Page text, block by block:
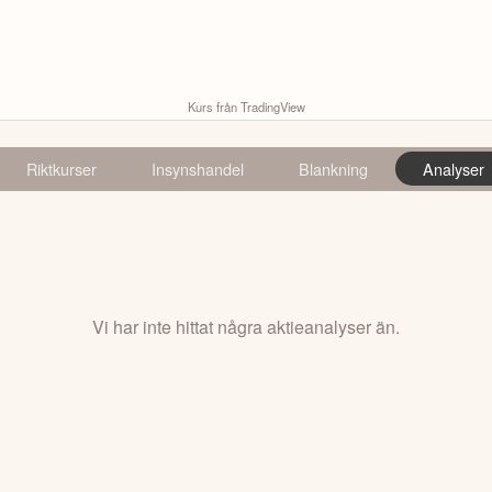
Kurs från TradingView
Riktkurser Insynshandel Blankning Analyser
Vi har inte hittat några aktieanalyser än.